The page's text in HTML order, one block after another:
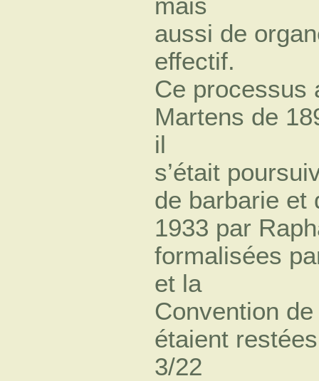
mais
aussi de
effectif.
Ce processus
Martens de
il
s’était
de barbarie et
1933 par
formalisées
et la
Convention
étaient
3/22